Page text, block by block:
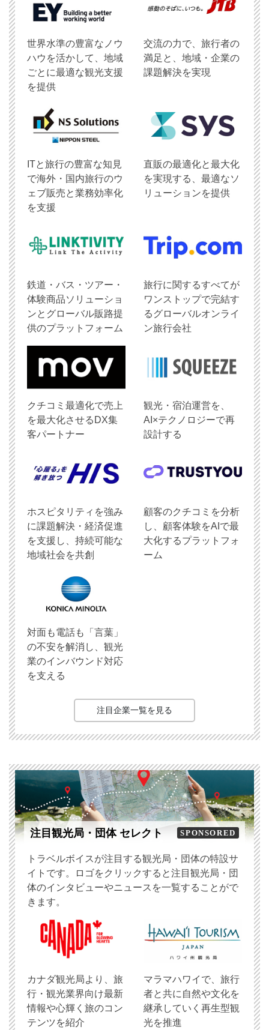
世界水準の豊富なノウ
ハウを活かして、地域
ごとに最適な観光支援
を提供
交流の力で、旅行者の
満足と、地域・企業の
課題解決を実現
ITと旅行の豊富な知見
で海外・国内旅行のウ
ェブ販売と業務効率化
を支援
直販の最適化と最大化
を実現する、最適なソ
リューションを提供
鉄道・バス・ツアー・
体験商品ソリューショ
ンとグローバル販路提
供のプラットフォーム
旅行に関するすべてが
ワンストップで完結す
るグローバルオンライ
ン旅行会社
クチコミ最適化で売上
を最大化させるDX集
客パートナー
観光・宿泊運営を、
AI×テクノロジーで再
設計する
ホスピタリティを強み
に課題解決・経済促進
を支援し、持続可能な
地域社会を共創
顧客のクチコミを分析
し、顧客体験をAIで最
大化するプラットフォ
ーム
対面も電話も「言葉」
の不安を解消し、観光
業のインバウンド対応
を支える
注目企業一覧を見る
注目観光局・団体 セレクト SPONSORED
トラベルボイスが注目する観光局・団体の特設サ
イトです。ロゴをクリックすると注目観光局・団
体のインタビューやニュースを一覧することがで
きます。
​カナダ観光局より、旅
行・観光業界向け最新
情報や心輝く旅のコン
テンツを紹介
マラマハワイで、旅行
者と共に自然や文化を
継承していく再生型観
光を推進